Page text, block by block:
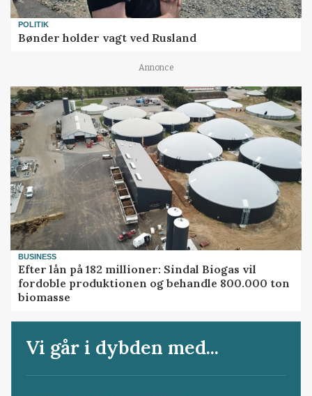
POLITIK
Bønder holder vagt ved Rusland
Annonce
BUSINESS
Efter lån på 182 millioner: Sindal Biogas vil
fordoble produktionen og behandle 800.000 ton
biomasse
Vi går i dybden med...